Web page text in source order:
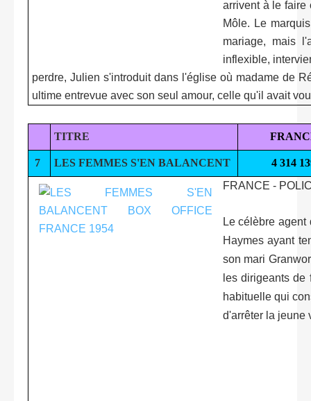
arrivent à le
Môle. Le
mariage, mais
inflexible,
perdre, Julien s'introduit dans l'église où madame de
ultime entrevue avec son seul amour, celle qu'il avait
TITRE
7 LES FEMMES S'EN BALANCENT
4 314
FRANCE -
Le célèbre
Haymes ayant
son mari
les dirigeants
habituelle qui
d'arrêter la jeune